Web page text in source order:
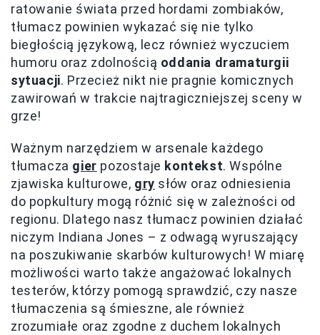
ratowanie świata przed hordami zombiaków,
tłumacz powinien wykazać się nie tylko
biegłością językową, lecz również wyczuciem
humoru oraz zdolnością oddania dramaturgii
sytuacji. Przecież nikt nie pragnie komicznych
zawirowań w trakcie najtragiczniejszej sceny w
grze!
Ważnym narzędziem w arsenale każdego
tłumacza gier pozostaje kontekst. Wspólne
zjawiska kulturowe, gry słów oraz odniesienia
do popkultury mogą różnić się w zależności od
regionu. Dlatego nasz tłumacz powinien działać
niczym Indiana Jones – z odwagą wyruszający
na poszukiwanie skarbów kulturowych! W miarę
możliwości warto także angażować lokalnych
testerów, którzy pomogą sprawdzić, czy nasze
tłumaczenia są śmieszne, ale również
zrozumiałe oraz zgodne z duchem lokalnych